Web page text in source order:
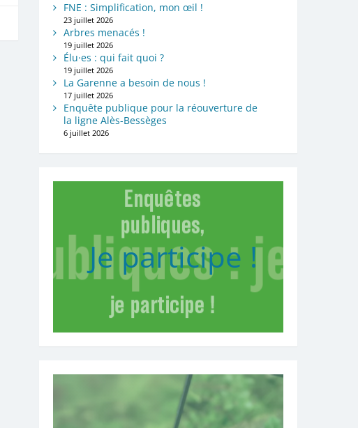
FNE : Simplification, mon œil !
23 juillet 2026
Arbres menacés !
19 juillet 2026
Élu·es : qui fait quoi ?
19 juillet 2026
La Garenne a besoin de nous !
17 juillet 2026
Enquête publique pour la réouverture de
la ligne Alès-Bessèges
6 juillet 2026
Je participe !